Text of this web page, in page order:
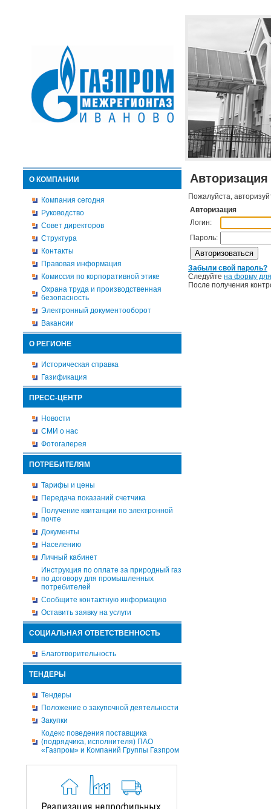
О КОМПАНИИ
Компания сегодня
Руководство
Совет директоров
Структура
Контакты
Правовая информация
Комиссия по корпоративной этике
Охрана труда и производственная
безопасность
Электронный документооборот
Вакансии
О РЕГИОНЕ
Историческая справка
Газификация
ПРЕСС-ЦЕНТР
Новости
СМИ о нас
Фотогалерея
ПОТРЕБИТЕЛЯМ
Тарифы и цены
Передача показаний счетчика
Получение квитанции по электронной
почте
Документы
Населению
Личный кабинет
Инструкция по оплате за природный газ
по договору для промышленных
потребителей
Сообщите контактную информацию
Оставить заявку на услуги
СОЦИАЛЬНАЯ ОТВЕТСТВЕННОСТЬ
Благотворительность
ТЕНДЕРЫ
Тендеры
Положение о закупочной деятельности
Закупки
Кодекс поведения поставщика
(подрядчика, исполнителя) ПАО
«Газпром» и Компаний Группы Газпром
Авторизация
Пожалуйста,
Авторизация
Логин:
Пароль:
Забыли свой пароль?
Следуйте на форму
После получения